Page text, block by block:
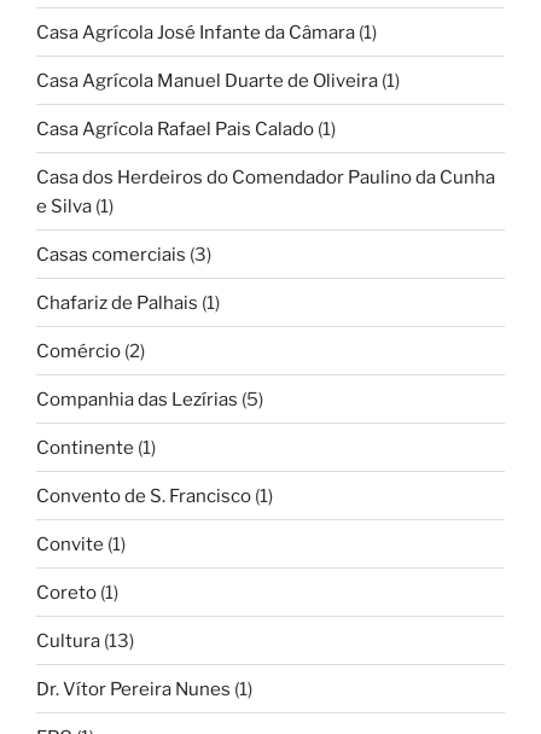
Casa Agrícola José Infante da Câmara (1)
Casa Agrícola Manuel Duarte de Oliveira (1)
Casa Agrícola Rafael Pais Calado (1)
Casa dos Herdeiros do Comendador Paulino da Cunha
e Silva (1)
Casas comerciais (3)
Chafariz de Palhais (1)
Comércio (2)
Companhia das Lezírias (5)
Continente (1)
Convento de S. Francisco (1)
Convite (1)
Coreto (1)
Cultura (13)
Dr. Vítor Pereira Nunes (1)